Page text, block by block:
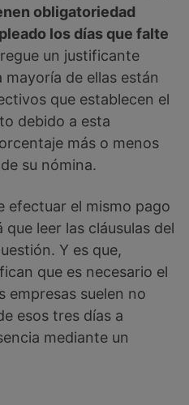
obligatoriedad
los días que falte
un justificante
de ellas están
que establecen el
debido a esta
más o menos
su nómina.
efectuar el mismo pago
leer las cláusulas del
Y es que,
que es necesario el
empresas suelen no
esos tres días a
mediante un